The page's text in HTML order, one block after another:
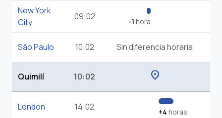
New York
City
09:02 -1 hora
São Paulo 10:02 Sin diferencia horaria
Quimilí 10:02 location_on
London 14:02 +4 horas